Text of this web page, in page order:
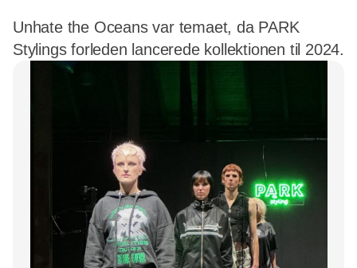
Unhate the Oceans var temaet, da PARK
Stylings forleden lancerede kollektionen til 2024.